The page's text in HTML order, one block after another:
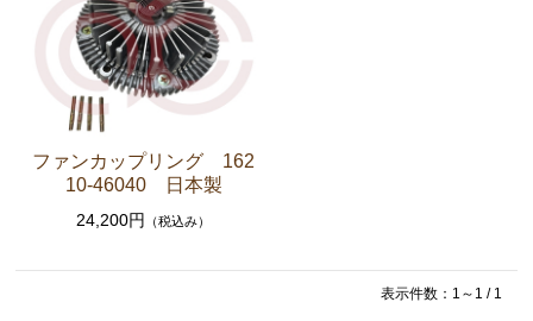
ウエザーストリップ ワイヤー類
セリカXX GA61 MA61 MA63
エンジンパーツ 5M-GEU MA61
エンジンパーツ M-TEU MA63
エンジンパーツ 1G-GEU GA61
エンジンパーツ 1G-EU GA61
エンジンパーツ（マウント 他）
ファンカップリング 162
10-46040 日本製
24,200円 （税込み）
表示件数：1～1 / 1